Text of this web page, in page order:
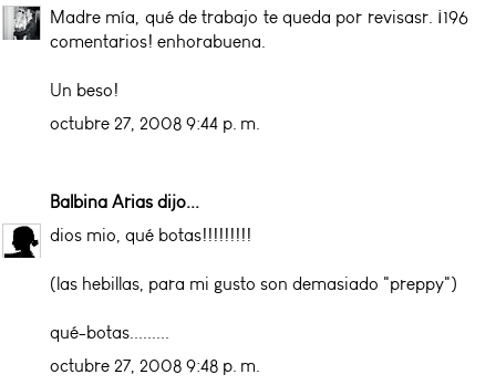
Madre mía, qué de trabajo te queda por revisasr. ¡196
comentarios! enhorabuena.
Un beso!
octubre 27, 2008 9:44 p. m.
Balbina Arias dijo...
dios mio, qué botas!!!!!!!!!
(las hebillas, para mi gusto son demasiado "preppy")
qué-botas.........
octubre 27, 2008 9:48 p. m.